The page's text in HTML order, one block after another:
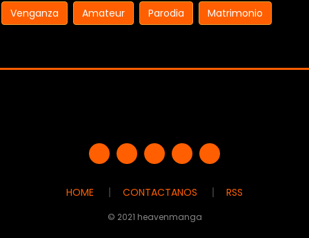
Venganza
Amateur Parodia Matrimonio
HOME CONTACTANOS RSS
© 2021 heavenmanga